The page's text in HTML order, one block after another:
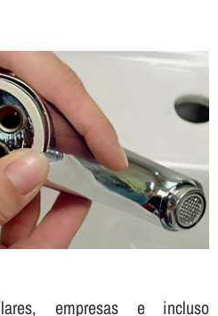
empresas e incluso